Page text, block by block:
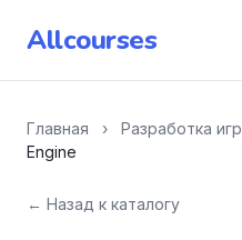
Allcourses
Главная › Разработка игр
Engine
← Назад к каталогу